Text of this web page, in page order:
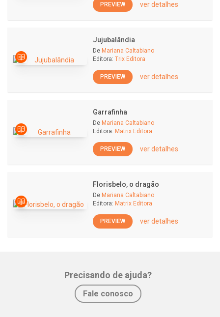
PREVIEW ver detalhes
Jujubalândia
De Mariana Caltabiano
Editora: Trix Editora
PREVIEW ver detalhes
Garrafinha
De Mariana Caltabiano
Editora: Matrix Editora
PREVIEW ver detalhes
Florisbelo, o dragão
De Mariana Caltabiano
Editora: Matrix Editora
PREVIEW ver detalhes
Precisando de ajuda?
Fale conosco